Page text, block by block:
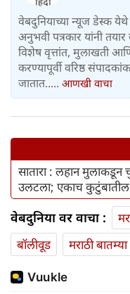
वेबदुनियाच्या न्यूज डेस्क
अनुभवी पत्रकार यांनी
विशेष वृत्तांत, मुलाखती
करण्यापूर्वी वरिष्ठ
जातात..... आणखी वाचा
सातारा : लहान
उलटला; एकाच कुटुंबातील
वेबदुनिया वर वाचा :
बॉलीवूड
मराठी बातम्या